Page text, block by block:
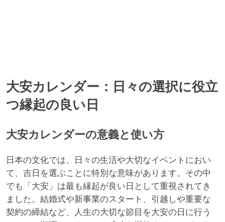
大安カレンダー：日々の選択に役立
つ縁起の良い日
大安カレンダーの意義と使い方
日本の文化では、日々の生活や大切なイベントにおい
て、吉日を選ぶことに特別な意味があります。その中
でも「大安」は最も縁起が良い日として重視されてき
ました。結婚式や新事業のスタート、引越しや重要な
契約の締結など、人生の大切な節目を大安の日に行う